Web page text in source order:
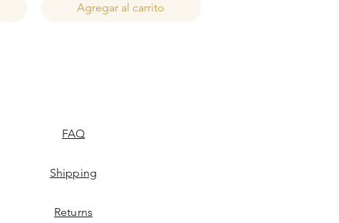
Agregar al carrito
FAQ
Shipping
Returns